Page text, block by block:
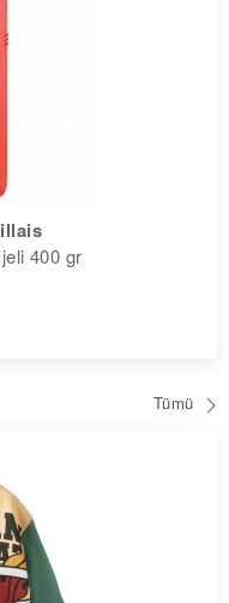
400 gr
Tümü